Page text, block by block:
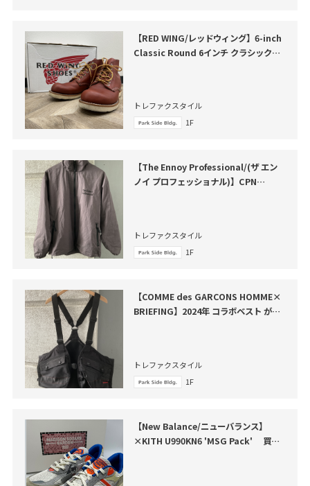
【RED WING/レッドウィング】6-inch
Classic Round 6インチ クラシックラ
トレファクスタイル
1F
【The Ennoy Professional/(ザ エン
ノイ プロフェッショナル)】CPN
トレファクスタイル
1F
【COMME des GARCONS HOMME×
BRIEFING】2024年 コラボベスト が買
トレファクスタイル
1F
【New Balance/ニューバランス】
×KITH U990KN6 'MSG Pack' 買取